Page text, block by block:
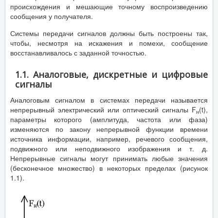
происхождения и мешающие точному воспроизведению
сообщения у получателя.
Системы передачи сигналов должны быть построены так,
чтобы, несмотря на искажения и помехи, сообщение
восстанавливалось с заданной точностью.
1.1. Аналоговые, дискретные и цифровые
сигналы
Аналоговым сигналом в системах передачи называется
непрерывный электрический или оптический сигналы Fн(t),
параметры которого (амплитуда, частота или фаза)
изменяются по закону непрерывной функции времени
источника информации, например, речевого сообщения,
подвижного или неподвижного изображения и т. д.
Непрерывные сигналы могут принимать любые значения
(бесконечное множество) в некоторых пределах (рисунок
1.1).